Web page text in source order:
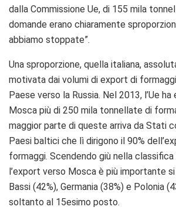
dalla Commissione Ue, di 155 mila
domande erano chiaramente
abbiamo stoppate”.
Una sproporzione, quella italiana,
motivata dai volumi di export di
Paese verso la Russia. Nel 2013, l’Ue
Mosca più di 250 mila tonnellate di
maggior parte di queste arriva da Stati
Paesi baltici che lì dirigono il 90%
formaggi. Scendendo giù nella
l’export verso Mosca è più importante
Bassi (42%), Germania (38%) e Polonia
soltanto al 15esimo posto.